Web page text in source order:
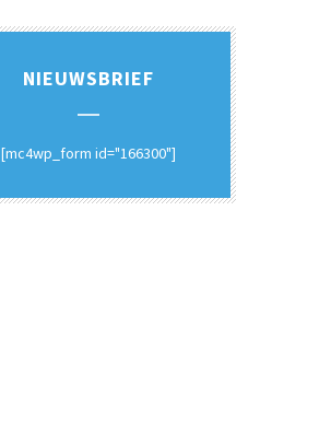
NIEUWSBRIEF
[mc4wp_form id="166300"]